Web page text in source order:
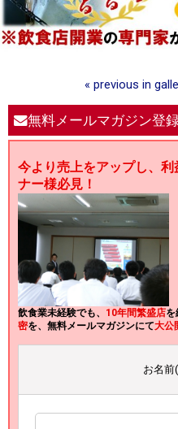
« previous in
無料メールマガジン登
今より売上をアップし、
ナー様必見！
飲食業未経験でも、 10年間繁盛店を
密を、無料メールマガジンにて大公
お名前